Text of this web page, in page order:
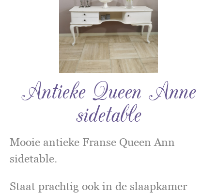
Antieke Queen Anne
sidetable
Mooie antieke Franse Queen Ann
sidetable.
Staat prachtig ook in de slaapkamer